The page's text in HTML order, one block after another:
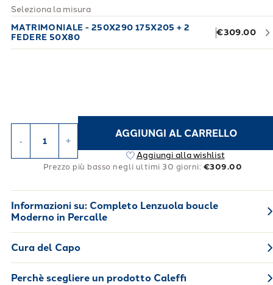
Seleziona la misura
MATRIMONIALE - 250X290 175X205 + 2
FEDERE 50X80
€309.00
- +
AGGIUNGI AL CARRELLO
Aggiungi alla wishlist
Prezzo più basso negli ultimi 30 giorni: €309.00
Informazioni su: Completo Lenzuola boucle
Moderno in Percalle
Cura del Capo
Perchè scegliere un prodotto Caleffi